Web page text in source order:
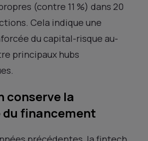
(contre 11 %) dans 20
Cela indique une
du capital-risque au-
principaux hubs
conserve la
financement